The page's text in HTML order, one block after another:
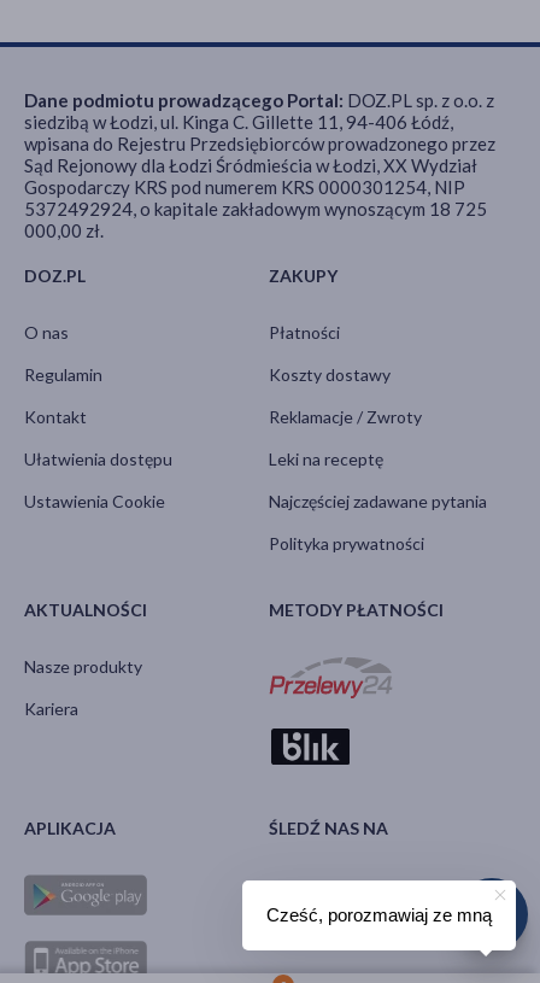
DOZ.PL
O nas
Regulamin
Kontakt
Ułatwienia dostępu
Ustawienia Cookie
ZAKUPY
Płatności
Koszty dostawy
Reklamacje / Zwroty
Leki na receptę
Najczęściej zadawane pytania
Polityka prywatności
AKTUALNOŚCI
Nasze produkty
Kariera
METODY PŁATNOŚCI
APLIKACJA ŚLEDŹ NAS NA
Dane podmiotu prowadzącego Portal: DOZ.PL sp. z o.o. z
siedzibą w Łodzi, ul. Kinga C. Gillette 11, 94-406 Łódź,
wpisana do Rejestru Przedsiębiorców prowadzonego przez
Sąd Rejonowy dla Łodzi Śródmieścia w Łodzi, XX Wydział
Gospodarczy KRS pod numerem KRS 0000301254, NIP
5372492924, o kapitale zakładowym wynoszącym 18 725
000,00 zł.
Cześć, porozmawiaj ze mną